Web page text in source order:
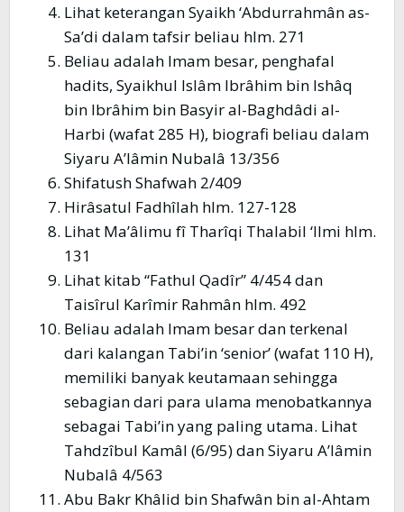
Lihat keterangan Syaikh ‘Abdurrahmân as-
Sa’di dalam tafsir beliau hlm. 271
Beliau adalah Imam besar, penghafal
hadits, Syaikhul Islâm Ibrâhim bin Ishâq
bin Ibrâhim bin Basyir al-Baghdâdi al-
Harbi (wafat 285 H), biografi beliau dalam
Siyaru A’lâmin Nubalâ 13/356
Shifatush Shafwah 2/409
Hirâsatul Fadhîlah hlm. 127-128
Lihat Ma’âlimu fî Tharîqi Thalabil ‘Ilmi hlm.
131
Lihat kitab “Fathul Qadîr” 4/454 dan
Taisîrul Karîmir Rahmân hlm. 492
Beliau adalah Imam besar dan terkenal
dari kalangan Tabi’in ‘senior’ (wafat 110 H),
memiliki banyak keutamaan sehingga
sebagian dari para ulama menobatkannya
sebagai Tabi’in yang paling utama. Lihat
Tahdzîbul Kamâl (6/95) dan Siyaru A’lâmin
Nubalâ 4/563
Abu Bakr Khâlid bin Shafwân bin al-Ahtam